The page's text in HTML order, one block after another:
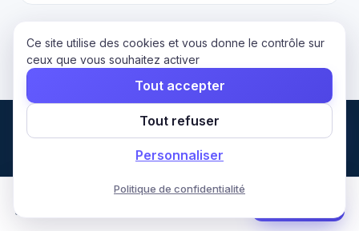
← Retour au hub Formations Bureautique
FORMATIONS
BUREAUTIQUE
Hub Bureautique
30 h · 2 mois · CPF
Ce site utilise des cookies et vous donne le contrôle sur
ceux que vous souhaitez activer
Tout accepter
Tout refuser
Personnaliser
Politique de confidentialité